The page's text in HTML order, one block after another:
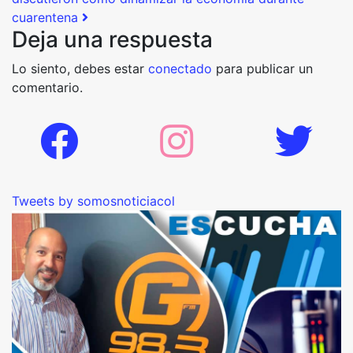
cuarentena
Deja una respuesta
Lo siento, debes estar conectado para publicar un
comentario.
Tweets by somosnoticiacol